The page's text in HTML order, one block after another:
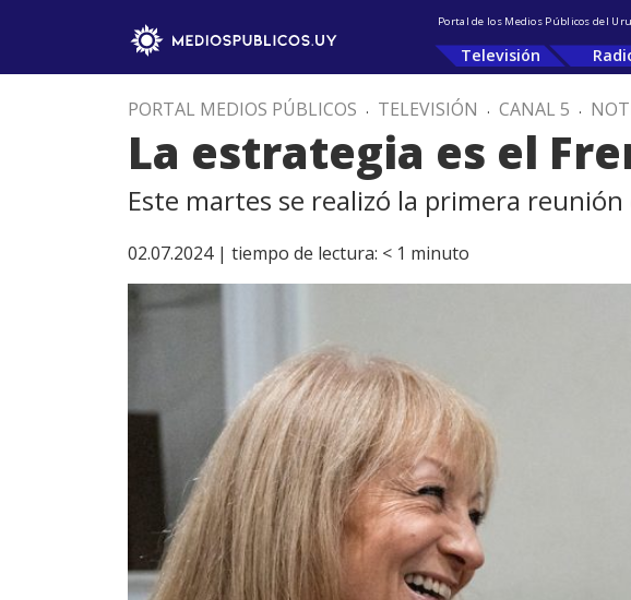
Portal de los Medios Públicos del
Televisión
PORTAL MEDIOS PÚBLICOS . TELEVISIÓN . CANAL 5 .
La estrategia es el
Este martes se realizó la primera
02.07.2024 | tiempo de lectura: < 1 minuto